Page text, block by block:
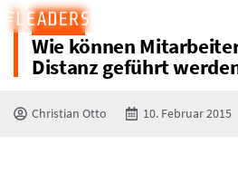
BLOG
Wie können
Distanz geführt
Christian Otto 10. Februar 2015